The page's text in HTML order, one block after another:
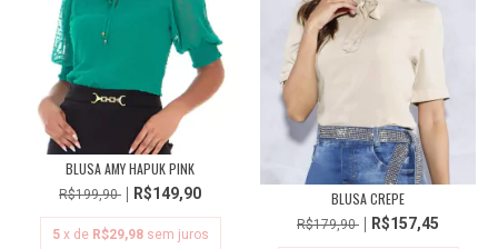
BLUSA AMY HAPUK PINK
R$199,90 R$149,90
5 x de R$29,98 sem juros
BLUSA CREPE
R$179,90 R$157,45